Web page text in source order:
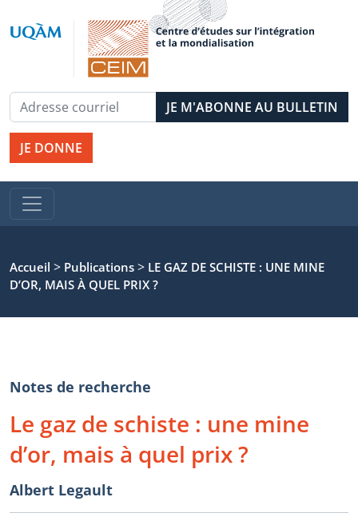
JE DONNE
Accueil > Publications > LE GAZ DE SCHISTE : UNE MINE
D’OR, MAIS À QUEL PRIX ?
Notes de recherche
Le gaz de schiste : une mine
d’or, mais à quel prix ?
Albert Legault